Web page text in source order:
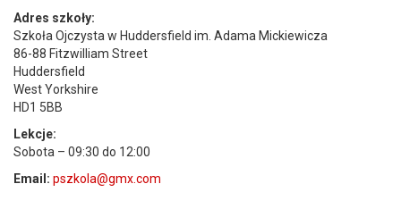
Adres szkoły:
Szkoła Ojczysta w Huddersfield im. Adama Mickiewicza
86-88 Fitzwilliam Street
Huddersfield
West Yorkshire
HD1 5BB
Lekcje:
Sobota – 09:30 do 12:00
Email: pszkola@gmx.com